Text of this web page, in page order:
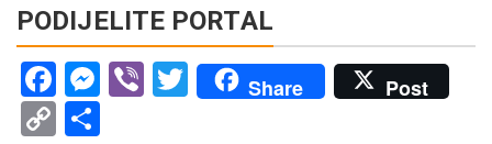
PODIJELITE PORTAL
Facebook
Messenger
ViberTwitter
Share Post
Copy